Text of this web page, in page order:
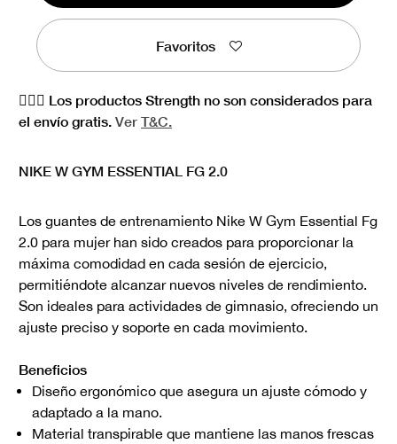
Favoritos
🏋🏻‍♀️ Los productos Strength no son considerados para
el envío gratis. Ver T&C.
NIKE W GYM ESSENTIAL FG 2.0
Los guantes de entrenamiento Nike W Gym Essential Fg
2.0 para mujer han sido creados para proporcionar la
máxima comodidad en cada sesión de ejercicio,
permitiéndote alcanzar nuevos niveles de rendimiento.
Son ideales para actividades de gimnasio, ofreciendo un
ajuste preciso y soporte en cada movimiento.
Beneficios
Diseño ergonómico que asegura un ajuste cómodo y
adaptado a la mano.
Material transpirable que mantiene las manos frescas